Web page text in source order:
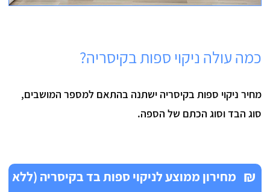
כמה עולה ניקוי ספות בקיסריה?
מחיר ניקוי ספות בקיסריה ישתנה בהתאם למספר המושבים,
סוג הבד וסוג הכתם של הספה.
₪ מחירון ממוצע לניקוי ספות בד בקיסריה (ללא